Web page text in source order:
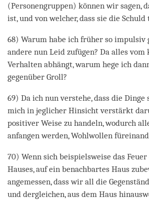
(Personengruppen) können wir sagen,
ist, und von welcher, dass sie die Schuld
68) Warum habe ich früher so impulsiv
andere nun Leid zufügen? Da alles vom
Verhalten abhängt, warum hege ich
gegenüber Groll?
69) Da ich nun verstehe, dass die Dinge
mich in jeglicher Hinsicht verstärkt
positiver Weise zu handeln, wodurch
anfangen werden, Wohlwollen
70) Wenn sich beispielsweise das
Hauses, auf ein benachbartes Haus
angemessen, dass wir all die
und dergleichen, aus dem Haus